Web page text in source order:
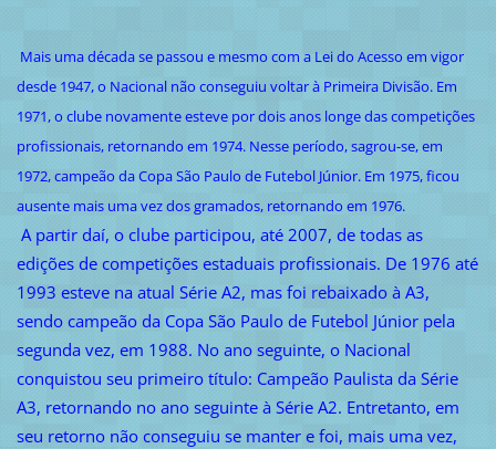
Mais uma década se passou e mesmo com a Lei do Acesso em vigor
desde 1947, o Nacional não conseguiu voltar à Primeira Divisão. Em
1971, o clube novamente esteve por dois anos longe das competições
profissionais, retornando em 1974. Nesse período, sagrou-se, em
1972, campeão da Copa São Paulo de Futebol Júnior. Em 1975, ficou
ausente mais uma vez dos gramados, retornando em 1976.
A partir daí, o clube participou, até 2007, de todas as
edições de competições estaduais profissionais. De 1976 até
1993 esteve na atual Série A2, mas foi rebaixado à A3,
sendo campeão da Copa São Paulo de Futebol Júnior pela
segunda vez, em 1988. No ano seguinte, o Nacional
conquistou seu primeiro título: Campeão Paulista da Série
A3, retornando no ano seguinte à Série A2. Entretanto, em
seu retorno não conseguiu se manter e foi, mais uma vez,